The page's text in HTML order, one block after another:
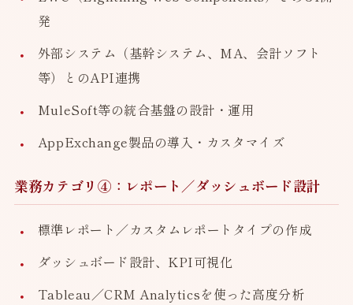
発
外部システム（基幹システム、MA、会計ソフト
等）とのAPI連携
MuleSoft等の統合基盤の設計・運用
AppExchange製品の導入・カスタマイズ
業務カテゴリ④：レポート／ダッシュボード設計
標準レポート／カスタムレポートタイプの作成
ダッシュボード設計、KPI可視化
Tableau／CRM Analyticsを使った高度分析